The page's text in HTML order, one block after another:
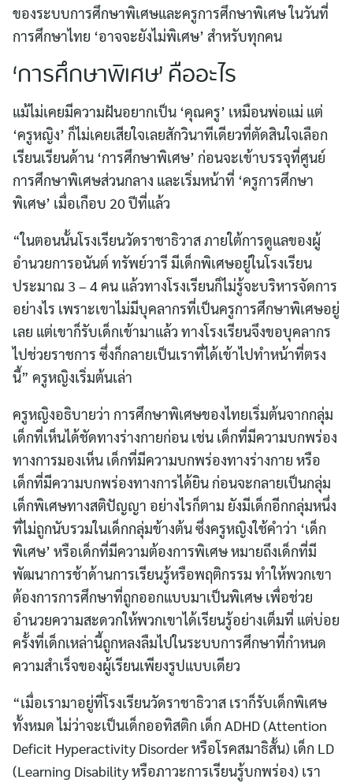
ของระบบการศึกษาพิเศษและครูการศึกษาพิเศษ ในวันที่
การศึกษาไทย ‘อาจจะยังไม่พิเศษ’ สำหรับทุกคน
‘การศึกษาพิเศษ’ คืออะไร
แม้ไม่เคยมีความฝันอยากเป็น ‘คุณครู’ เหมือนพ่อแม่ แต่
‘ครูหญิง’ ก็ไม่เคยเสียใจเลยสักวินาทีเดียวที่ตัดสินใจเลือก
เรียนเรียนด้าน ‘การศึกษาพิเศษ’ ก่อนจะเข้าบรรจุที่ศูนย์
การศึกษาพิเศษส่วนกลาง และเริ่มหน้าที่ ‘ครูการศึกษา
พิเศษ’ เมื่อเกือบ 20 ปีที่แล้ว
“ในตอนนั้นโรงเรียนวัดราชาธิวาส ภายใต้การดูแลของผู้
อำนวยการอนันต์ ทรัพย์วารี มีเด็กพิเศษอยู่ในโรงเรียน
ประมาณ 3 – 4 คน แล้วทางโรงเรียนก็ไม่รู้จะบริหารจัดการ
อย่างไร เพราะเขาไม่มีบุคลากรที่เป็นครูการศึกษาพิเศษอยู่
เลย แต่เขาก็รับเด็กเข้ามาแล้ว ทางโรงเรียนจึงขอบุคลากร
ไปช่วยราชการ ซึ่งก็กลายเป็นเราที่ได้เข้าไปทำหน้าที่ตรง
นี้” ครูหญิงเริ่มต้นเล่า
ครูหญิงอธิบายว่า การศึกษาพิเศษของไทยเริ่มต้นจากกลุ่ม
เด็กที่เห็นได้ชัดทางร่างกายก่อน เช่น เด็กที่มีความบกพร่อง
ทางการมองเห็น เด็กที่มีความบกพร่องทางร่างกาย หรือ
เด็กที่มีความบกพร่องทางการได้ยิน ก่อนจะกลายเป็นกลุ่ม
เด็กพิเศษทางสติปัญญา อย่างไรก็ตาม ยังมีเด็กอีกกลุ่มหนึ่ง
ที่ไม่ถูกนับรวมในเด็กกลุ่มข้างต้น ซึ่งครูหญิงใช้คำว่า ‘เด็ก
พิเศษ’ หรือเด็กที่มีความต้องการพิเศษ หมายถึงเด็กที่มี
พัฒนาการช้าด้านการเรียนรู้หรือพฤติกรรม ทำให้พวกเขา
ต้องการการศึกษาที่ถูกออกแบบมาเป็นพิเศษ เพื่อช่วย
อำนวยความสะดวกให้พวกเขาได้เรียนรู้อย่างเต็มที่ แต่บ่อย
ครั้งที่เด็กเหล่านี้ถูกหลงลืมไปในระบบการศึกษาที่กำหนด
ความสำเร็จของผู้เรียนเพียงรูปแบบเดียว
“เมื่อเรามาอยู่ที่โรงเรียนวัดราชาธิวาส เราก็รับเด็กพิเศษ
ทั้งหมด ไม่ว่าจะเป็นเด็กออทิสติก เด็ก ADHD (Attention
Deficit Hyperactivity Disorder หรือโรคสมาธิสั้น) เด็ก LD
(Learning Disability หรือภาวะการเรียนรู้บกพร่อง) เรา